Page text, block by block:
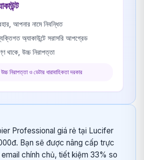
আপনার নামে নিবন্ধিত
অ্যাকাউন্টে সরাসরি আপগ্রেড
থাকে, উচ্চ নিরাপত্তা
নিরাপত্তা ও ডেটার ধারাবাহিকতা দরকার
Professional giá rẻ tại Lucifer
Bạn sẽ được nâng cấp trực
chính chủ, tiết kiệm 33% so